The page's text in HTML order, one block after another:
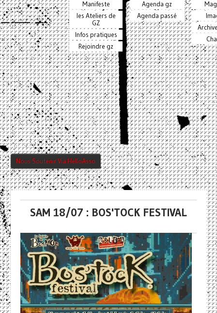
Manifeste
les Ateliers de
GZ
Infos pratiques
Rejoindre gz
Agenda gz
Agenda passé
Nous Soutenir Via HelloAsso
SAM 18/07 : BOS'TOCK FESTIVAL